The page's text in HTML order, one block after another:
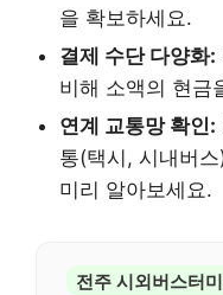
을 확보하세요.
결제 수단 다양화:
비해 소액의 현금
연계 교통망 확인:
통(택시, 시내버
미리 알아보세요.
전주 시외버스터